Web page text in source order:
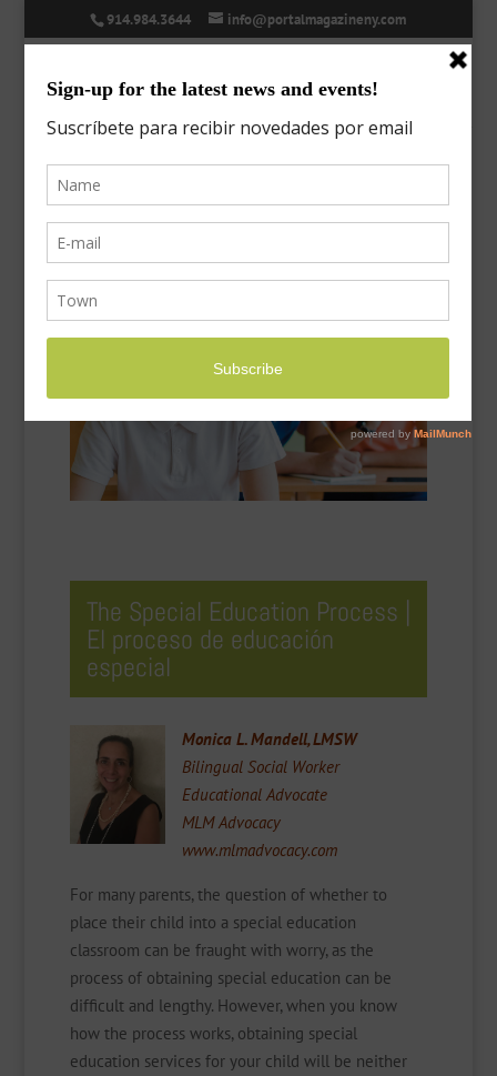
914.984.3644 info@portalmagazineny.com
The Special Education
Process
Dec 5, 2018
The Special Education Process |
El proceso de educación
especial
Monica L. Mandell, LMSW
Bilingual Social Worker
Educational Advocate
MLM Advocacy
www.mlmadvocacy.com
For many parents, the question of whether to
place their child into a special education
classroom can be fraught with worry, as the
process of obtaining special education can be
difficult and lengthy. However, when you know
how the process works, obtaining special
education services for your child will be neither